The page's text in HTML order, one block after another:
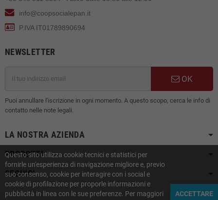
info@coopsocialepan.it
P.IVA IT01789890694
NEWSLETTER
OK
Puoi annullare l'iscrizione in ogni momento. A questo scopo, cerca le info di
contatto nelle note legali.
LA NOSTRA AZIENDA
PRODOTTI
SEGUICI
Questo sito utilizza cookie tecnici e statistici per
fornirle un'esperienza di navigazione migliore e, previo
suo consenso, cookie per interagire con i social e
cookie di profilazione per proporle informazioni e
pubblicità in linea con le sue preferenze. Per maggiori
ACCETTARE